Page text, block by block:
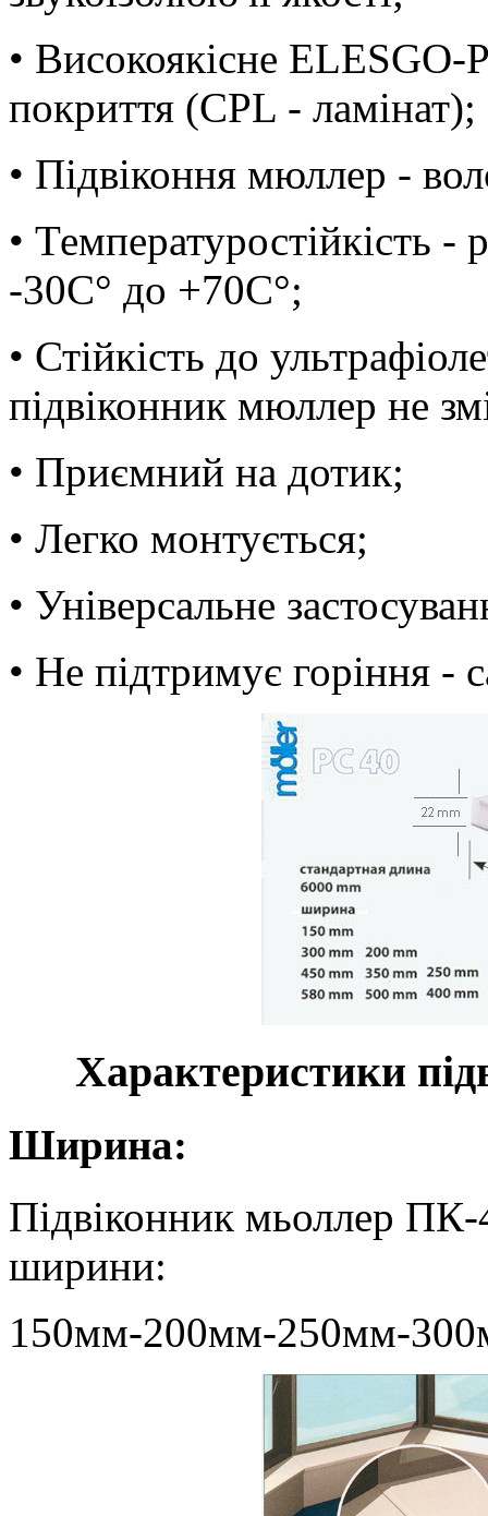
• Високоякісне
покриття (CPL - ламінат);
• Підвіконня мюллер -
• Температуростійкість -
-30С° до +70С°;
• Стійкість до
підвіконник мюллер не
• Приємний на дотик;
• Легко монтується;
• Універсальне
• Не підтримує горіння -
Характеристики
Ширина:
Підвіконник мьоллер ПК-
ширини:
150мм-200мм-250мм-